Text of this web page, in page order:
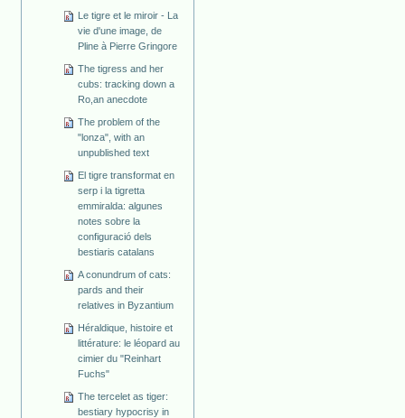
Le tigre et le miroir - La
vie d'une image, de
Pline à Pierre Gringore
The tigress and her
cubs: tracking down a
Ro,an anecdote
The problem of the
"lonza", with an
unpublished text
El tigre transformat en
serp i la tigretta
emmiralda: algunes
notes sobre la
configuració dels
bestiaris catalans
A conundrum of cats:
pards and their
relatives in Byzantium
Héraldique, histoire et
littérature: le léopard au
cimier du "Reinhart
Fuchs"
The tercelet as tiger:
bestiary hypocrisy in